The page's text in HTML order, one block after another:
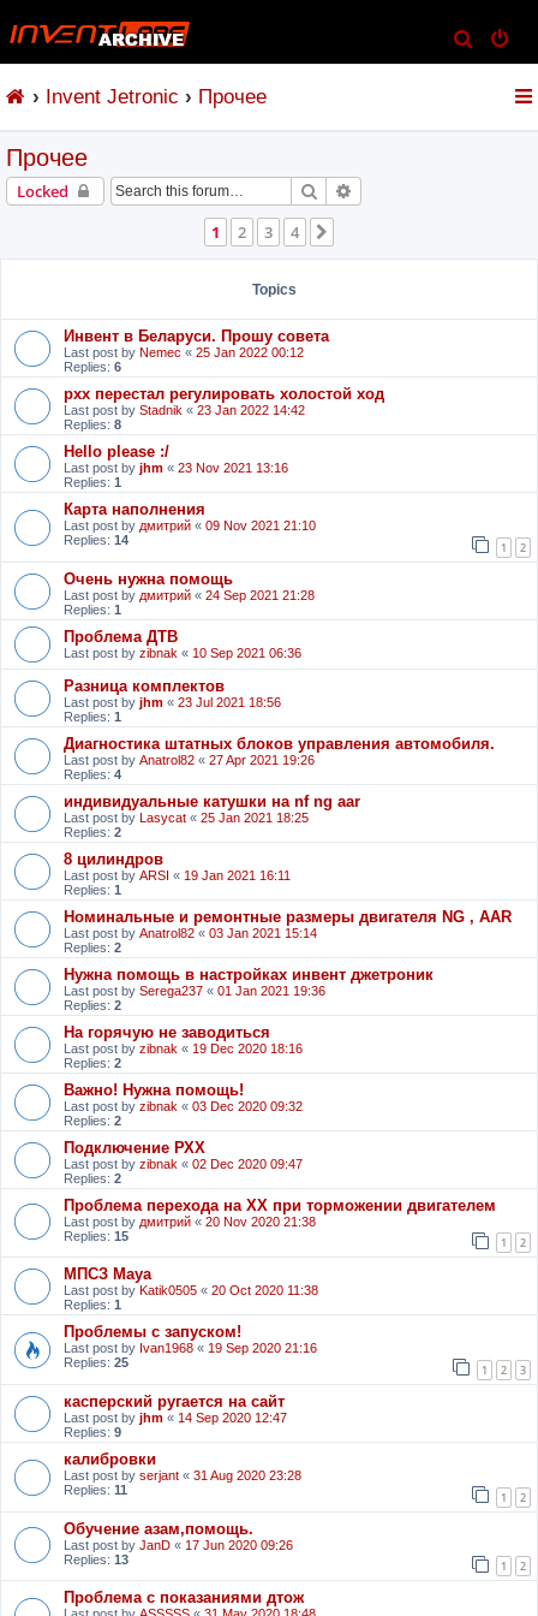
e
Invent Jetronic Прочее
Прочее
Locked Search
1
2 3 4
Topics
Инвент в Беларуси. Прошу совета
Last post by Nemec « 25 Jan 2022 00:12
Replies: 6
рхх перестал регулировать холостой ход
Last post by Stadnik « 23 Jan 2022 14:42
Replies: 8
Hello please :/
Last post by jhm « 23 Nov 2021 13:16
Replies: 1
Карта наполнения
Last post by дмитрий « 09 Nov 2021 21:10
Replies: 14 1 2
Очень нужна помощь
Last post by дмитрий « 24 Sep 2021 21:28
Replies: 1
Проблема ДТВ
Last post by zibnak « 10 Sep 2021 06:36
Разница комплектов
Last post by jhm « 23 Jul 2021 18:56
Replies: 1
Диагностика штатных блоков управления автомобиля.
Last post by Anatrol82 « 27 Apr 2021 19:26
Replies: 4
индивидуальные катушки на nf ng aar
Last post by Lasycat « 25 Jan 2021 18:25
Replies: 2
8 цилиндров
Last post by ARSI « 19 Jan 2021 16:11
Replies: 1
Номинальные и ремонтные размеры двигателя NG , AAR
Last post by Anatrol82 « 03 Jan 2021 15:14
Replies: 2
Нужна помощь в настройках инвент джетроник
Last post by Serega237 « 01 Jan 2021 19:36
Replies: 2
На горячую не заводиться
Last post by zibnak « 19 Dec 2020 18:16
Replies: 2
Важно! Нужна помощь!
Last post by zibnak « 03 Dec 2020 09:32
Replies: 2
Подключение РХХ
Last post by zibnak « 02 Dec 2020 09:47
Replies: 2
Проблема перехода на ХХ при торможении двигателем
Last post by дмитрий « 20 Nov 2020 21:38
Replies: 15 1 2
МПСЗ Maya
Last post by Katik0505 « 20 Oct 2020 11:38
Replies: 1
Проблемы с запуском!
Last post by Ivan1968 « 19 Sep 2020 21:16
Replies: 25 1 2 3
касперский ругается на сайт
Last post by jhm « 14 Sep 2020 12:47
Replies: 9
калибровки
Last post by serjant « 31 Aug 2020 23:28
Replies: 11 1 2
Обучение азам,помощь.
Last post by JanD « 17 Jun 2020 09:26
Replies: 13 1 2
Проблема с показаниями дтож